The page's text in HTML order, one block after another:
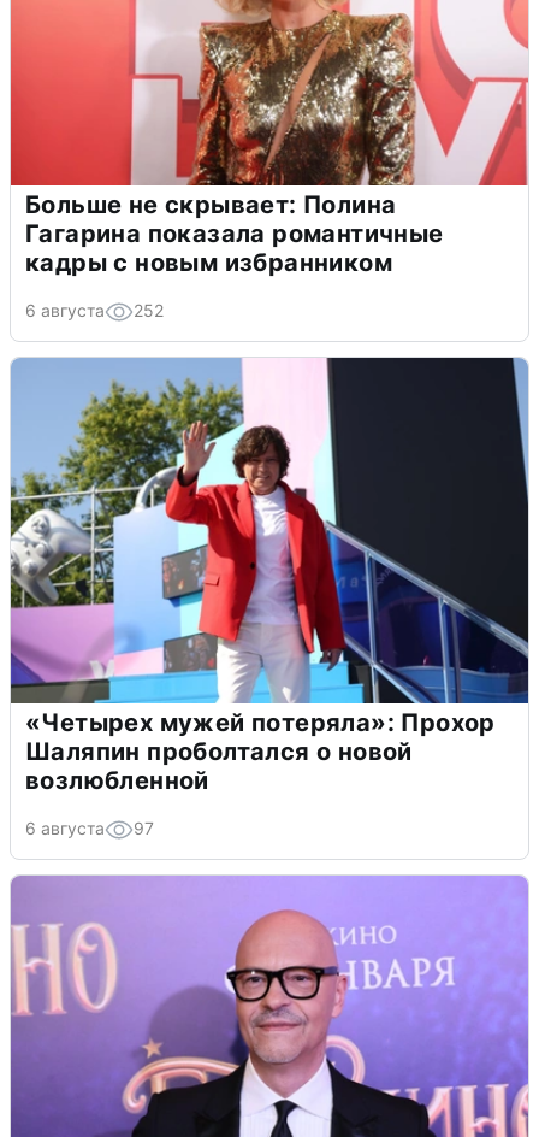
Больше не скрывает: Полина
Гагарина показала романтичные
кадры с новым избранником
6 августа 252
«Четырех мужей потеряла»: Прохор
Шаляпин проболтался о новой
возлюбленной
6 августа 97